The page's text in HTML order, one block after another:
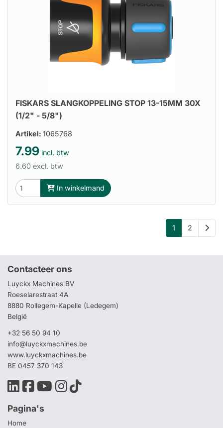
FISKARS SLANGKOPPELING STOP 13-15MM 30X
(1/2" - 5/8")
Artikel: 1065768
7.99 incl. btw
6.60 excl. btw
In winkelmand
1 2
Contacteer ons
Luyckx Machines BV
Roeselarestraat 4A
8880 Rollegem-Kapelle (Ledegem)
België
+32 56 50 94 10
info@luyckxmachines.be
www.luyckxmachines.be
BE 0457 370 143
Pagina's
Home